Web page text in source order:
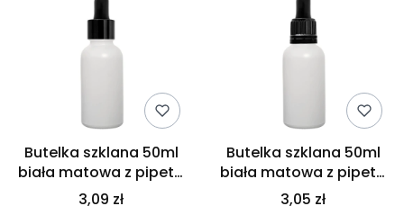
Butelka szklana 50ml
biała matowa z pipetą
czarną
3,09 zł
Butelka szklana 50ml
biała matowa z pipetą
gwarancyjną
3,05 zł